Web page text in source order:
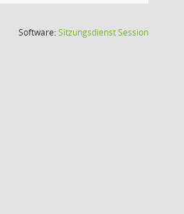
Software:SitzungsdienstSession(Wird in